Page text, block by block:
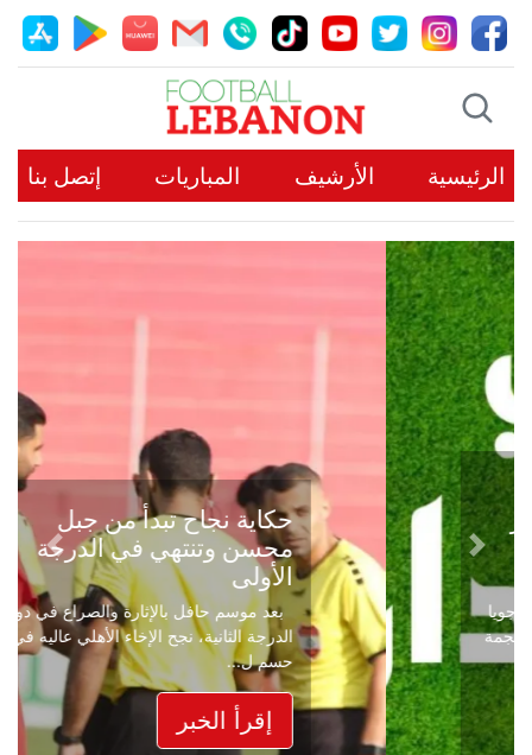
الرئيسية الأرشيف المباريات إتصل بنا
حكاية نجاح تبدأ من جبل
محسن وتنتهي في الدرجة
الأولى
بعد موسم حافل بالإثارة والصراع في دوري
الدرجة الثانية، نجح الإخاء الأهلي عاليه في
حسم ل...
إقرأ الخبر
Previous
Next